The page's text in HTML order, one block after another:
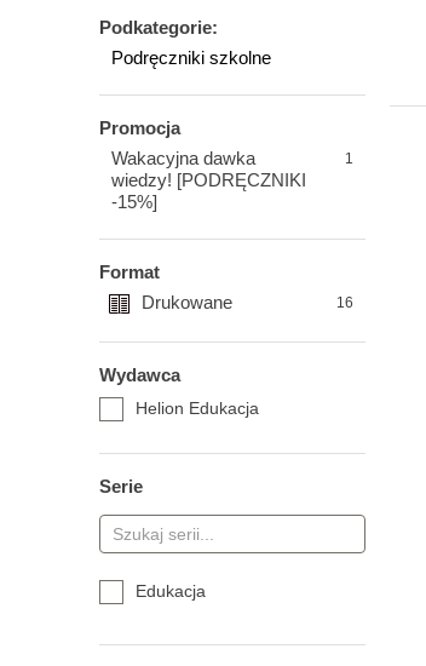
Podkategorie:
Podręczniki szkolne
Promocja
Wakacyjna dawka
wiedzy! [PODRĘCZNIKI
-15%]
1
Format
Drukowane
16
Wydawca
Helion Edukacja
Serie
Edukacja